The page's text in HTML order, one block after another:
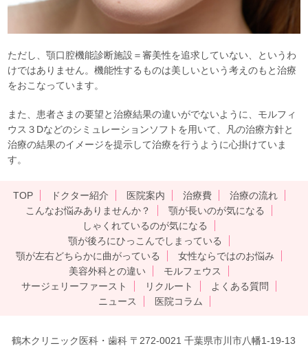
ただし、顎口腔機能診断施設＝審美性を追求していない、というわ
けではありません。機能性するものは美しいという考えのもと治療
をおこなっています。
また、患者さまの要望と治療結果の違いがでないように、モルフィ
ウス３Dなどのシミュレーションソフトを用いて、凡の治療方針と
治療の結果のイメージを提示して治療を行うように心掛けていま
す。
TOP ドクター紹介 医院案内 治療費
治療の流れ
こんなお悩みありませんか？
顎が長いのが気になる
しゃくれているのが気になる
顎が後ろにひっこんでしまっている
顎が左右どちらかに曲がっている
女性ならではのお悩み
美容外科との違い
モルフェウス
サージェリーファースト
リクルート
よくある質問
ニュース
医院コラム
鶴木クリニック医科・歯科 〒272-0021 千葉県市川市八幡1-19-13